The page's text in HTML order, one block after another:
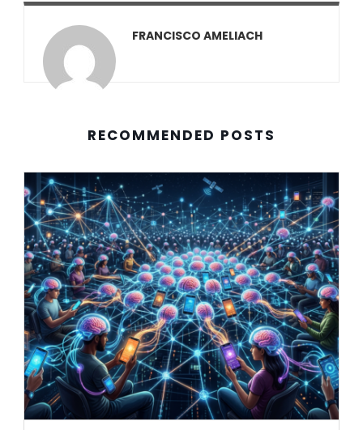
FRANCISCO AMELIACH
RECOMMENDED POSTS